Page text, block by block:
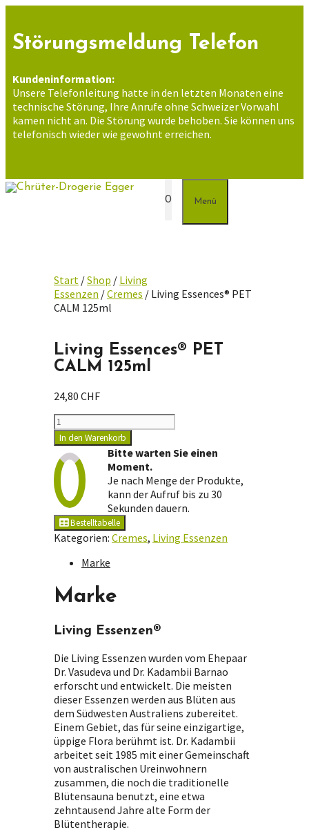
springen
Störungsmeldung Telefon
Kundeninformation:
Unsere Telefonleitung hatte in den letzten Monaten eine
technische Störung, Ihre Anrufe ohne Schweizer Vorwahl
kamen nicht an. Die Störung wurde behoben. Sie können uns
telefonisch wieder wie gewohnt erreichen.
0 Menü
Start /Shop / Living
Essenzen /Cremes / Living Essences® PET
CALM 125ml
Living Essences® PET
CALM 125ml
24,80 CHF
Living
Essences®
PET
CALM
125ml
Menge
In den Warenkorb
Bitte warten Sie einen
Moment.
Je nach Menge der Produkte,
kann der Aufruf bis zu 30
Sekunden dauern.
Bestelltabelle
Kategorien: Cremes, Living Essenzen
Marke
Marke
Living Essenzen®
Die Living Essenzen wurden vom Ehepaar
Dr. Vasudeva und Dr. Kadambii Barnao
erforscht und entwickelt. Die meisten
dieser Essenzen werden aus Blüten aus
dem Südwesten Australiens zubereitet.
Einem Gebiet, das für seine einzigartige,
üppige Flora berühmt ist. Dr. Kadambii
arbeitet seit 1985 mit einer Gemeinschaft
von australischen Ureinwohnern
zusammen, die noch die traditionelle
Blütensauna benutzt, eine etwa
zehntausend Jahre alte Form der
Blütentherapie.